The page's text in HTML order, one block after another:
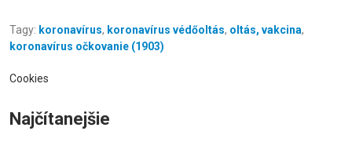
Tagy: koronavírus, koronavírus védőoltás, oltás, vakcina,
koronavírus očkovanie (1903)
Cookies
Najčítanejšie